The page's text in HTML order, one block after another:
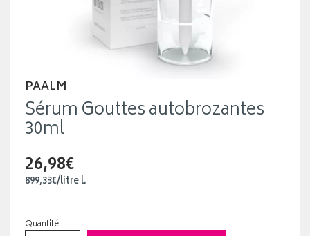
PAALM
Sérum Gouttes autobrozantes
30ml
26,98€
899,33€/litrel.
Quantité